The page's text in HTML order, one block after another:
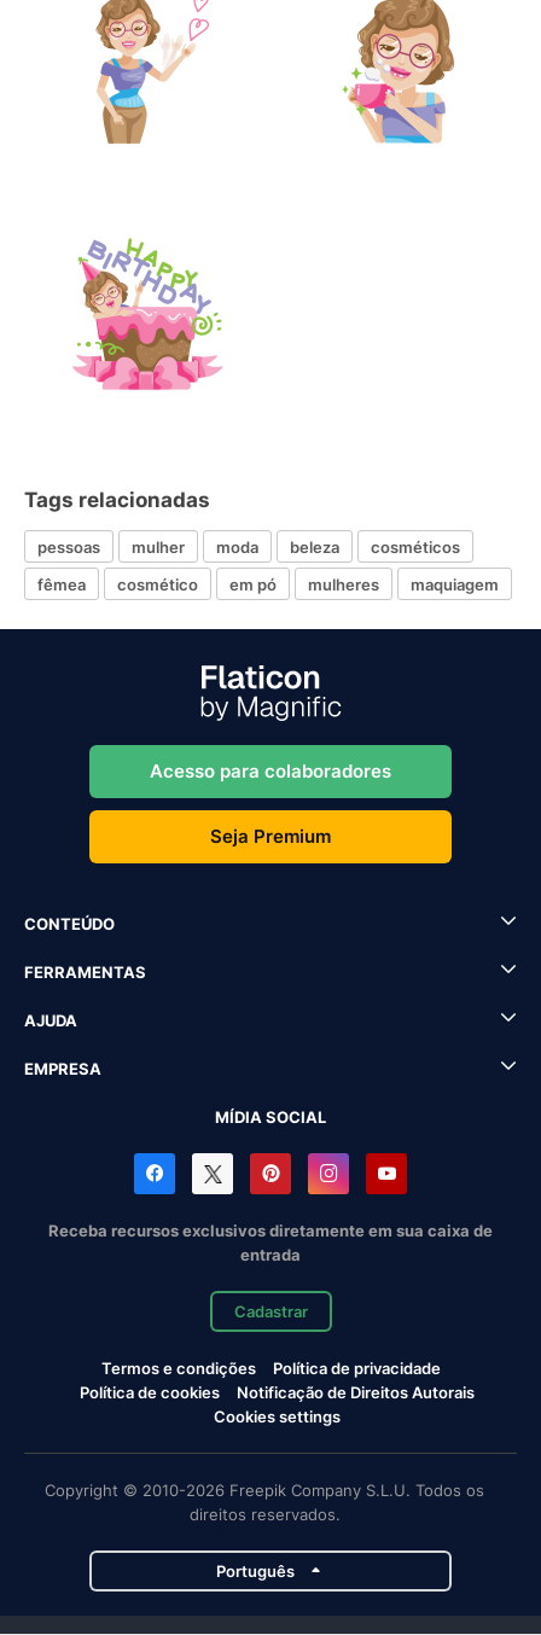
Tags relacionadas
pessoas mulher moda beleza
cosméticos
fêmea
cosmético em pó mulheres maquiagem
Acesso para colaboradores
Seja Premium
CONTEÚDO
FERRAMENTAS
AJUDA
EMPRESA
MÍDIA SOCIAL
Receba recursos exclusivos diretamente em sua caixa de
entrada
Cadastrar
Termos e condições
Política de privacidade
Política de cookies
Notificação de Direitos Autorais
Cookies settings
Copyright © 2010-2026 Freepik Company S.L.U. Todos os
direitos reservados.
Português